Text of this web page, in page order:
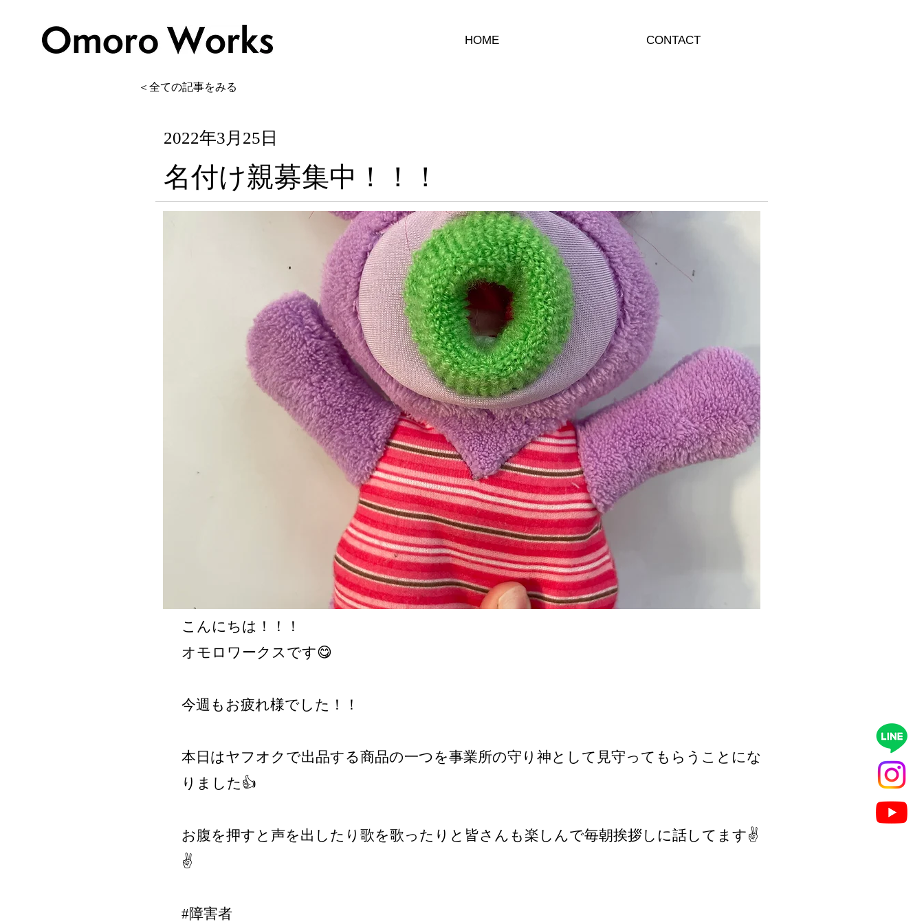
HOME CONTACT
＜全ての記事をみる
2022年3月25日
名付け親募集中！！！
こんにちは！！！
オモロワークスです😋
今週もお疲れ様でした！！
本日はヤフオクで出品する商品の一つを事業所の守り神として見守ってもらうことにな
りました👍
お腹を押すと声を出したり歌を歌ったりと皆さんも楽しんで毎朝挨拶しに話してます✌️
✌️
#障害者